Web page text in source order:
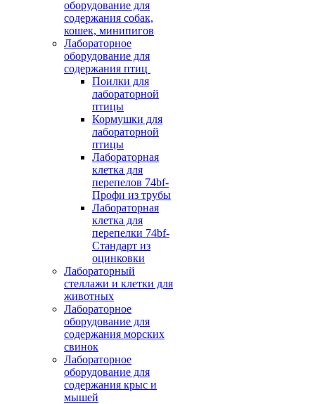
оборудование для
содержания собак,
кошек, минипигов
Лабораторное
оборудование для
содержания птиц
Поилки для
лабораторной
птицы
Кормушки для
лабораторной
птицы
Лабораторная
клетка для
перепелов 74bf-
Профи из трубы
Лабораторная
клетка для
перепелки 74bf-
Стандарт из
оцинковки
Лабораторный
стеллажи и клетки для
животных
Лабораторное
оборудование для
содержания морских
свинок
Лабораторное
оборудование для
содержания крыс и
мышей